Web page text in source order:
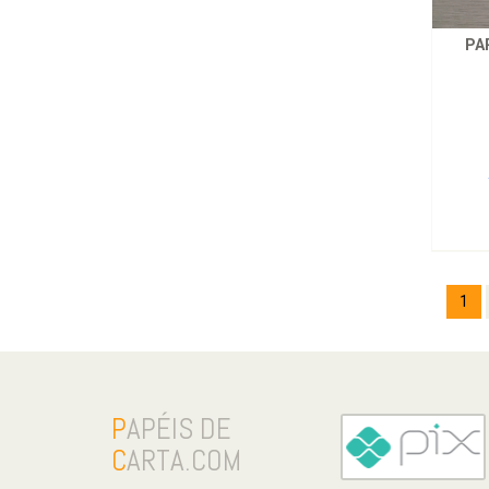
1
PAPÉIS DE
CARTA.COM